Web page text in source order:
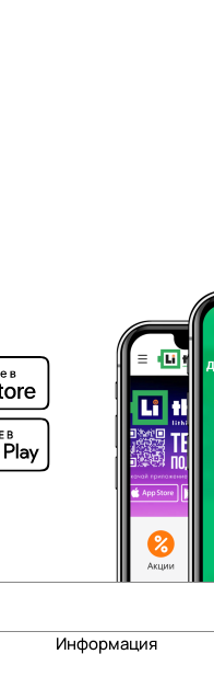
Информация